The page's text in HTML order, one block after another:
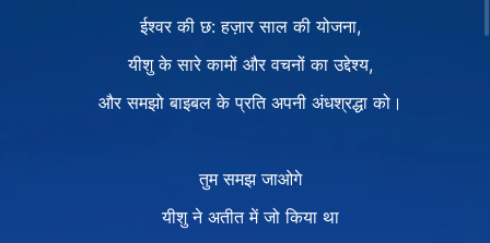
ईश्वर की छ: हज़ार साल की योजना,
यीशु के सारे कामों और वचनों का उद्देश्य,
और समझो बाइबल के प्रति अपनी अंधश्रद्धा को।
तुम समझ जाओगे
यीशु ने अतीत में जो किया था